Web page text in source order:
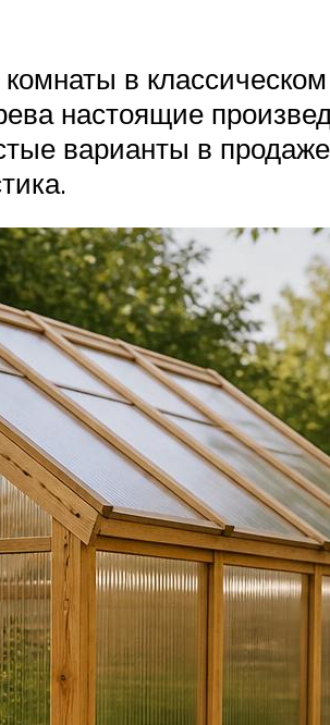
в классическом
настоящие
варианты в продаже